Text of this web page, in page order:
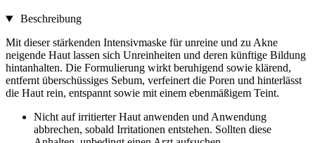
Beschreibung
Mit dieser stärkenden Intensivmaske für unreine und zu Akne
neigende Haut lassen sich Unreinheiten und deren künftige Bildung
hintanhalten. Die Formulierung wirkt beruhigend sowie klärend,
entfernt überschüssiges Sebum, verfeinert die Poren und hinterlässt
die Haut rein, entspannt sowie mit einem ebenmäßigem Teint.
Nicht auf irritierter Haut anwenden und Anwendung
abbrechen, sobald Irritationen entstehen. Sollten diese